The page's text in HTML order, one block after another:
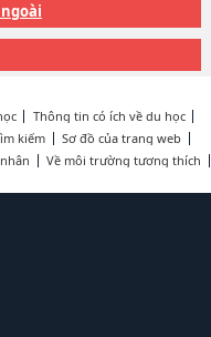
Thông tin có ích về du học
kiếm
Sơ đồ của trang web
Về môi trường tương thích